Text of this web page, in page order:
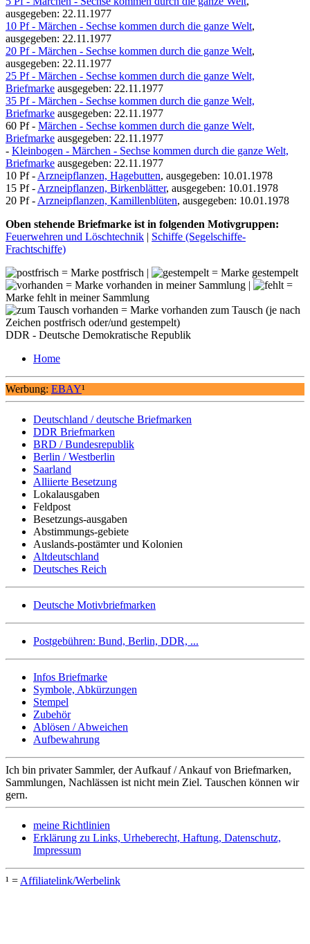
ausgegeben: 22.11.1977
10 Pf - Märchen - Sechse kommen durch die ganze Welt,
ausgegeben: 22.11.1977
20 Pf - Märchen - Sechse kommen durch die ganze Welt,
ausgegeben: 22.11.1977
25 Pf - Märchen - Sechse kommen durch die ganze Welt,
Briefmarke ausgegeben: 22.11.1977
35 Pf - Märchen - Sechse kommen durch die ganze Welt,
Briefmarke ausgegeben: 22.11.1977
60 Pf - Märchen - Sechse kommen durch die ganze Welt,
Briefmarke ausgegeben: 22.11.1977
- Kleinbogen - Märchen - Sechse kommen durch die ganze Welt,
Briefmarke ausgegeben: 22.11.1977
10 Pf - Arzneipflanzen, Hagebutten, ausgegeben: 10.01.1978
15 Pf - Arzneipflanzen, Birkenblätter, ausgegeben: 10.01.1978
20 Pf - Arzneipflanzen, Kamillenblüten, ausgegeben: 10.01.1978
Oben stehende Briefmarke ist in folgenden Motivgruppen:
Feuerwehren und Löschtechnik | Schiffe (Segelschiffe-
Frachtschiffe)
= Marke postfrisch |
= Marke gestempelt
= Marke vorhanden in meiner Sammlung |
=
Marke fehlt in meiner Sammlung
= Marke vorhanden zum Tausch (je nach
Zeichen postfrisch oder/und gestempelt)
DDR - Deutsche Demokratische Republik
Home
Werbung: EBAY¹
Deutschland / deutsche Briefmarken
DDR Briefmarken
BRD / Bundesrepublik
Berlin / Westberlin
Saarland
Alliierte Besetzung
Lokalausgaben
Feldpost
Besetzungs-ausgaben
Abstimmungs-gebiete
Auslands-postämter und Kolonien
Altdeutschland
Deutsches Reich
Deutsche Motivbriefmarken
Postgebühren: Bund, Berlin, DDR, ...
Infos Briefmarke
Symbole, Abkürzungen
Stempel
Zubehör
Ablösen / Abweichen
Aufbewahrung
Ich bin privater Sammler, der Aufkauf / Ankauf von Briefmarken,
Sammlungen, Nachlässen ist nicht mein Ziel. Tauschen können wir
gern.
meine Richtlinien
Erklärung zu Links, Urheberecht, Haftung, Datenschutz,
Impressum
¹ = Affiliatelink/Werbelink